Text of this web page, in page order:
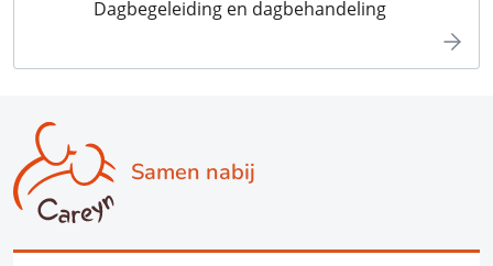
Dagbegeleiding en dagbehandeling
Samen nabij